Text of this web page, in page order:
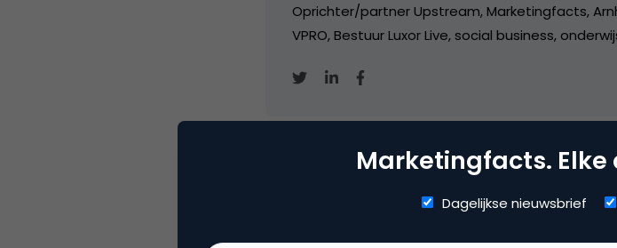
Oprichter/partner Upstream, Marketingfacts,
VPRO, Bestuur Luxor Live, social business,
Marketingfacts. Elke
Dagelijkse nieuwsbrief